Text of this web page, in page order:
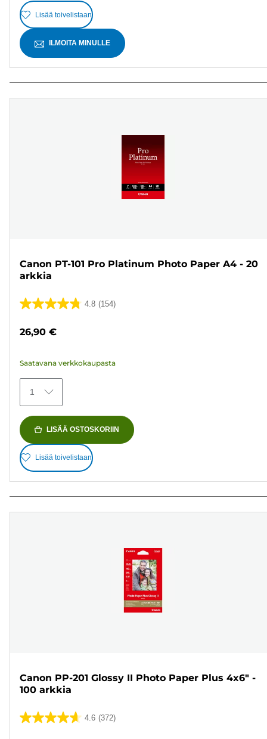
Lisää toivelistaan
ILMOITA MINULLE
Canon PT-101 Pro Platinum Photo Paper A4 - 20
arkkia
4.8 (154)
4.8/5
154
26,90 €
Saatavana verkkokaupasta
1
LISÄÄ OSTOSKORIIN
Lisää toivelistaan
Canon PP-201 Glossy II Photo Paper Plus 4x6" -
100 arkkia
4.6 (372)
4.6/5